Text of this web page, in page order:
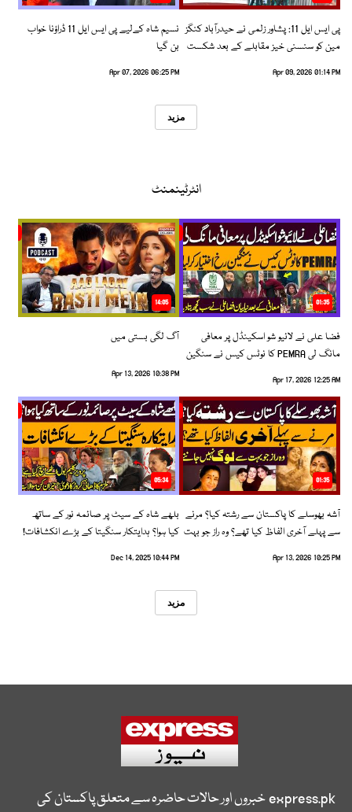
پی ایس ایل 11: پشاور زلمی نے حیدرآباد کنگز
مین کو سنسنی خیز مقابلے کے بعد شکست
Apr 09, 2026 01:14 PM
نسیم شاہ کےلیے پی ایس ایل 11 ڈراؤنا خواب
بن گیا
Apr 07, 2026 06:25 PM
مزید
انٹرٹینمنٹ
01:35
فضا علی نے لائیو شو اسکینڈل پر معافی
مانگ لی PEMRA کا نوٹس کیس نے سنگین
Apr 17, 2026 12:25 AM
14:05
آگ لگی بستی میں
Apr 13, 2026 10:38 PM
01:35
آشہ بھوسلے کا پاکستان سے رشتہ کیا؟ مرنے
سے پہلے آخری الفاظ کیا تھے؟ وہ راز جو بہت
Apr 13, 2026 10:25 PM
05:34
بلھے شاہ کے سیٹ پر صائمہ نور کے ساتھ
کیا ہوا؟ ہدایتکار سنگیتا کے بڑے انکشافات!
Dec 14, 2025 10:44 PM
مزید
express.pkخبروں اور حالات حاضرہ سے متعلق پاکستان کی